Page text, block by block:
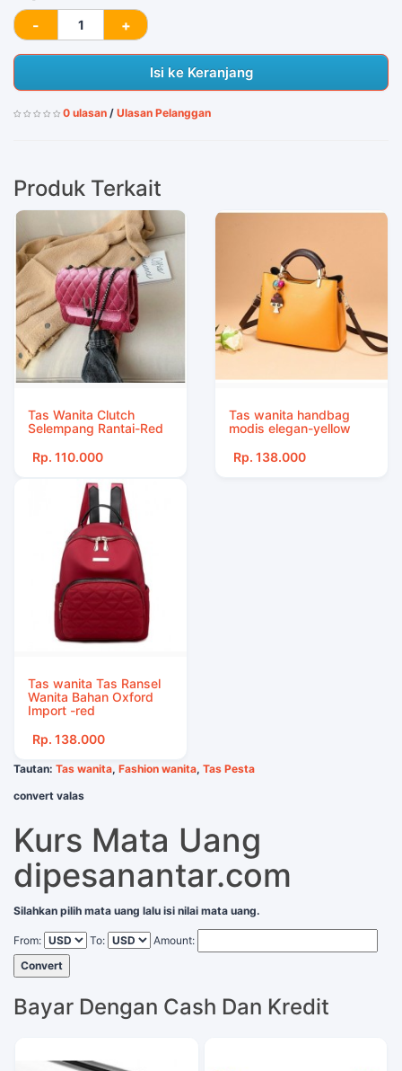
Isi ke Keranjang
0 ulasan / Ulasan Pelanggan
Produk Terkait
Tas Wanita Clutch
Selempang Rantai-Red
Rp. 110.000
Tas wanita handbag
modis elegan-yellow
Rp. 138.000
Tas wanita Tas Ransel
Wanita Bahan Oxford
Import -red
Rp. 138.000
Tautan: Tas wanita, Fashion wanita, Tas Pesta
convert valas
Kurs Mata Uang
dipesanantar.com
Silahkan pilih mata uang lalu isi nilai mata uang.
From: To:
Amount:
Convert
Bayar Dengan Cash Dan Kredit